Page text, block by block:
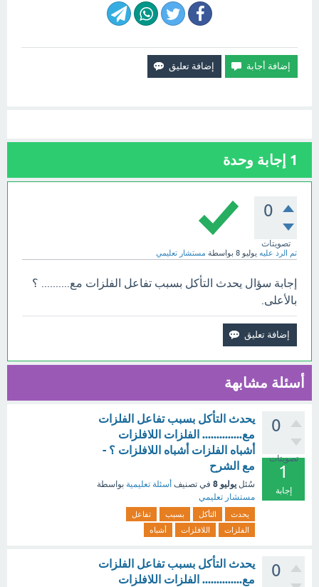
1 إجابة وحدة
0
تصويتات
تم الرد عليه يوليو 8 بواسطة مستشار تعليمي
إجابة سؤال يحدث التأكل بسبب تفاعل الفلزات مع.......... ؟
بالأعلى.
أسئلة مشابهة
0
تصويتات
1
إجابة
يحدث التأكل بسبب تفاعل الفلزات
مع.............. الفلزات اللافلزات
أشباه الفلزات أشباه اللافلزات ؟ -
مع الشرح
سُئل يوليو 8 في تصنيف أسئلة تعليمية بواسطة
مستشار تعليمي
يحدث التأكل بسبب
تفاعل
الفلزات
اللافلزات أشباه
0
يحدث التأكل بسبب تفاعل الفلزات
مع.............. الفلزات اللافلزات